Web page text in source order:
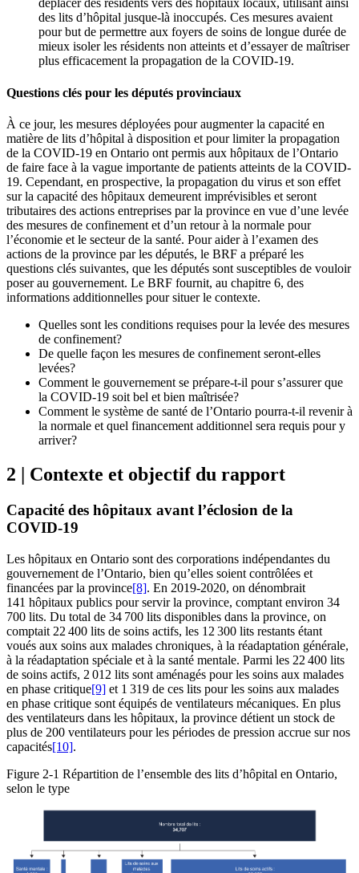
déplacer des résidents vers des hôpitaux locaux, utilisant ainsi
des lits d’hôpital jusque-là inoccupés. Ces mesures avaient
pour but de permettre aux foyers de soins de longue durée de
mieux isoler les résidents non atteints et d’essayer de maîtriser
plus efficacement la propagation de la COVID-19.
Questions clés pour les députés provinciaux
À ce jour, les mesures déployées pour augmenter la capacité en
matière de lits d’hôpital à disposition et pour limiter la propagation
de la COVID-19 en Ontario ont permis aux hôpitaux de l’Ontario
de faire face à la vague importante de patients atteints de la COVID-
19. Cependant, en prospective, la propagation du virus et son effet
sur la capacité des hôpitaux demeurent imprévisibles et seront
tributaires des actions entreprises par la province en vue d’une levée
des mesures de confinement et d’un retour à la normale pour
l’économie et le secteur de la santé. Pour aider à l’examen des
actions de la province par les députés, le BRF a préparé les
questions clés suivantes, que les députés sont susceptibles de vouloir
poser au gouvernement. Le BRF fournit, au chapitre 6, des
informations additionnelles pour situer le contexte.
Quelles sont les conditions requises pour la levée des mesures
de confinement?
De quelle façon les mesures de confinement seront-elles
levées?
Comment le gouvernement se prépare-t-il pour s’assurer que
la COVID-19 soit bel et bien maîtrisée?
Comment le système de santé de l’Ontario pourra-t-il revenir à
la normale et quel financement additionnel sera requis pour y
arriver?
2 | Contexte et objectif du rapport
Capacité des hôpitaux avant l’éclosion de la
COVID-19
Les hôpitaux en Ontario sont des corporations indépendantes du
gouvernement de l’Ontario, bien qu’elles soient contrôlées et
financées par la province[8]. En 2019-2020, on dénombrait
141 hôpitaux publics pour servir la province, comptant environ 34
700 lits. Du total de 34 700 lits disponibles dans la province, on
comptait 22 400 lits de soins actifs, les 12 300 lits restants étant
voués aux soins aux malades chroniques, à la réadaptation générale,
à la réadaptation spéciale et à la santé mentale. Parmi les 22 400 lits
de soins actifs, 2 012 lits sont aménagés pour les soins aux malades
en phase critique[9] et 1 319 de ces lits pour les soins aux malades
en phase critique sont équipés de ventilateurs mécaniques. En plus
des ventilateurs dans les hôpitaux, la province détient un stock de
plus de 200 ventilateurs pour les périodes de pression accrue sur nos
capacités[10].
Figure 2-1 Répartition de l’ensemble des lits d’hôpital en Ontario,
selon le type